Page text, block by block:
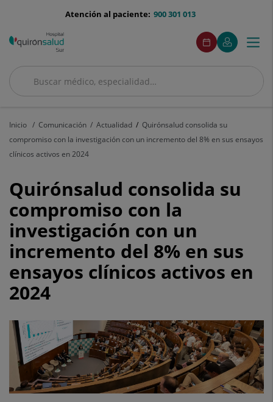
menu-
900 301 013
Atención al paciente:
Buscar
Buscar
menuAcceso
Pedir
cita
Este
enlace
se
en
Mi
Quirónsalud
Este
enlace
se
en
ventana
nueva.
Menú
Inicio Comunicación Actualidad
Quirónsalud consolida su
compromiso con la investigación con un incremento del 8% en sus ensayos
clínicos activos en 2024
Quirónsalud
consolida
su
compromiso
con
la
investigación
con
un
incremento
Quirónsalud consolida su
compromiso con la
investigación con un
incremento del 8% en sus
ensayos clínicos activos en
2024